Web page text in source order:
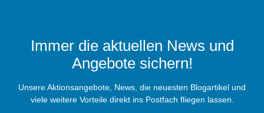
Immer die aktuellen News und
Angebote sichern!
Unsere Aktionsangebote, News, die neuesten Blogartikel und
viele weitere Vorteile direkt ins Postfach fliegen lassen.